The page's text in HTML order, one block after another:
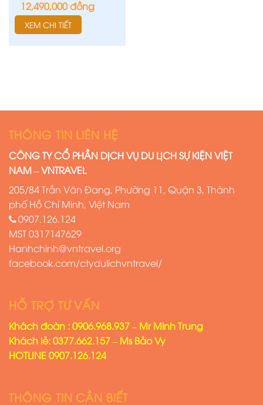
12,490,000đồng
XEM CHI TIẾT
THÔNG TIN LIÊN HỆ
CÔNG TY CỔ PHẦN DỊCH VỤ DU LỊCH SỰ KIỆN VIỆT
NAM – VNTRAVEL
205/84 Trần Văn Đang, Phường 11, Quận 3, Thành
phố Hồ Chí Minh, Việt Nam
0907.126.124
MST0317147629
Hanhchinh@vntravel.org
facebook.com/ctydulichvntravel/
HỖ TRỢ TƯ VẤN
Khách đoàn : 0906.968.937 – Mr Minh Trung
Khách lẻ: 0377.662.157 – Ms Bảo Vy
HOTLINE 0907.126.124
THÔNG TIN CẦN BIẾT